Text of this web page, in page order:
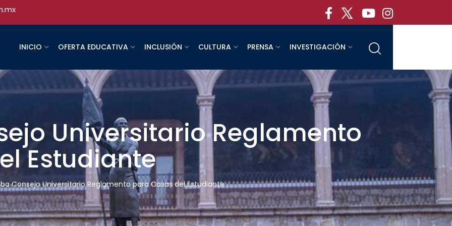
INICIO OFERTA EDUCATIVA INCLUSIÓN CULTURA PRENSA INVESTIGACIÓN
Universitario Reglamento
Estudiante
Consejo Universitario Reglamento para Casas del Estudiante